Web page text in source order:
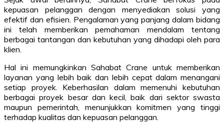
kepuasan pelanggan dengan menyediakan solusi yang
efektif dan efisien. Pengalaman yang panjang dalam bidang
ini telah memberikan pemahaman mendalam tentang
berbagai tantangan dan kebutuhan yang dihadapi oleh para
klien.
Hal ini memungkinkan Sahabat Crane untuk memberikan
layanan yang lebih baik dan lebih cepat dalam menangani
setiap proyek. Keberhasilan dalam memenuhi kebutuhan
berbagai proyek besar dan kecil, baik dari sektor swasta
maupun pemerintah, menunjukkan komitmen yang tinggi
terhadap kualitas dan kepuasan pelanggan.